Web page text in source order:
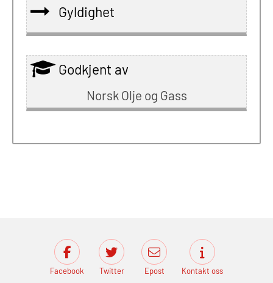
Gyldighet
Godkjent av
Norsk Olje og Gass
Facebook Twitter Epost Kontakt oss